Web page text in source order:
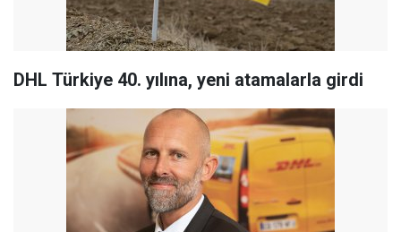
DHL Türkiye 40. yılına, yeni atamalarla girdi